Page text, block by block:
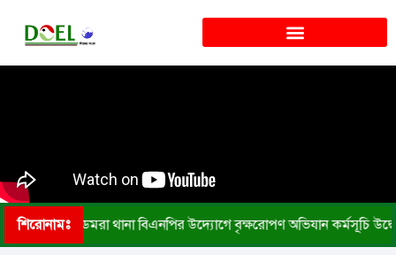
শিরোনামঃ ডেমরা থানা বিএনপির উদ্যোগে বৃক্ষরোপণ অভিযান কর্মসূচি